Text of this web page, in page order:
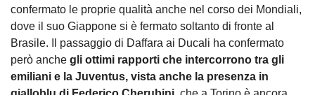
confermato le proprie qualità anche nel corso dei Mondiali,
dove il suo Giappone si è fermato soltanto di fronte al
Brasile. Il passaggio di Daffara ai Ducali ha confermato
però anche gli ottimi rapporti che intercorrono tra gli
emiliani e la Juventus, vista anche la presenza in